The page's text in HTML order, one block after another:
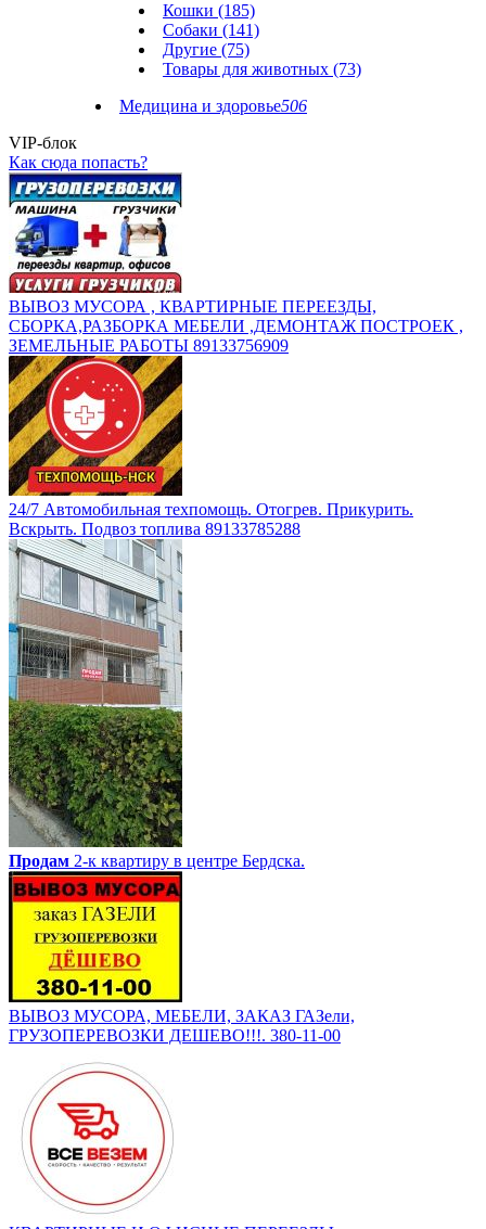
Кошки (185)
Собаки (141)
Другие (75)
Товары для животных (73)
Медицина и здоровье506
VIP-блок
Как сюда попасть?
ВЫВОЗ МУСОРА , КВАРТИРНЫЕ ПЕРЕЕЗДЫ,
СБОРКА,РАЗБОРКА МЕБЕЛИ ,ДЕМОНТАЖ ПОСТРОЕК ,
ЗЕМЕЛЬНЫЕ РАБОТЫ 89133756909
24/7 Автомобильная техпомощь. Отогрев. Прикурить.
Вскрыть. Подвоз топлива 89133785288
Продам 2-к квартиру в центре Бердска.
ВЫВОЗ МУСОРА, МЕБЕЛИ, ЗАКАЗ ГАЗели,
ГРУЗОПЕРЕВОЗКИ ДЕШЕВО!!!. 380-11-00